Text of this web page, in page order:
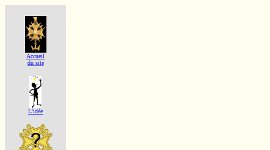
Accueil
du site
L'idée